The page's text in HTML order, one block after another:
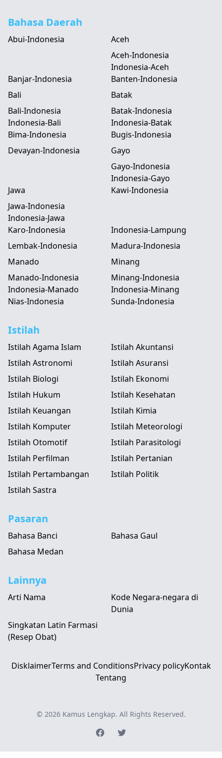
Bahasa Daerah
Abui-Indonesia
Aceh
Aceh-Indonesia
Indonesia-Aceh
Banjar-Indonesia
Banten-Indonesia
Bali
Bali-Indonesia
Indonesia-Bali
Batak
Batak-Indonesia
Indonesia-Batak
Bima-Indonesia
Bugis-Indonesia
Devayan-Indonesia
Gayo
Gayo-Indonesia
Indonesia-Gayo
Jawa
Jawa-Indonesia
Indonesia-Jawa
Kawi-Indonesia
Karo-Indonesia
Indonesia-Lampung
Lembak-Indonesia
Madura-Indonesia
Manado
Manado-Indonesia
Indonesia-Manado
Minang
Minang-Indonesia
Indonesia-Minang
Nias-Indonesia
Sunda-Indonesia
Istilah
Istilah Agama Islam
Istilah Akuntansi
Istilah Astronomi
Istilah Asuransi
Istilah Biologi
Istilah Ekonomi
Istilah Hukum
Istilah Kesehatan
Istilah Keuangan
Istilah Kimia
Istilah Komputer
Istilah Meteorologi
Istilah Otomotif
Istilah Parasitologi
Istilah Perfilman
Istilah Pertanian
Istilah Pertambangan
Istilah Politik
Istilah Sastra
Pasaran
Bahasa Banci
Bahasa Gaul
Bahasa Medan
Lainnya
Arti Nama
Kode Negara-negara di
Dunia
Singkatan Latin Farmasi
(Resep Obat)
DisklaimerTerms and ConditionsPrivacy policyKontak
Tentang
© 2026 Kamus Lengkap. All Rights Reserved.